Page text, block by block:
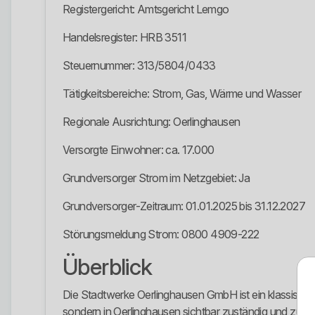
Registergericht: Amtsgericht Lemgo
Handelsregister: HRB 3511
Steuernummer: 313/5804/0433
Tätigkeitsbereiche: Strom, Gas, Wärme und Wasser
Regionale Ausrichtung: Oerlinghausen
Versorgte Einwohner: ca. 17.000
Grundversorger Strom im Netzgebiet: Ja
Grundversorger-Zeitraum: 01.01.2025 bis 31.12.2027
Störungsmeldung Strom: 0800 4909-222
Überblick
Die Stadtwerke Oerlinghausen GmbH ist ein
sondern in Oerlinghausen sichtbar zuständig und